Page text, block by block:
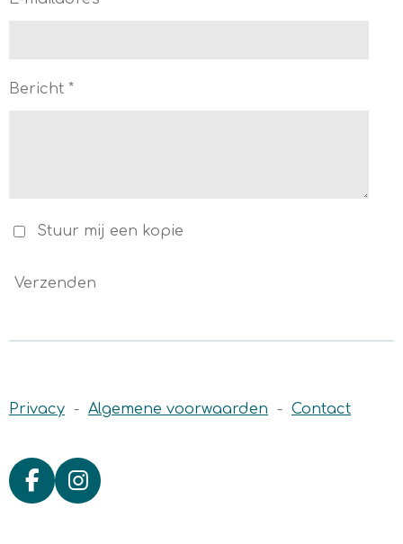
Bericht *
Stuur mij een kopie
Verzenden
Privacy - Algemene voorwaarden - Contact
F
I